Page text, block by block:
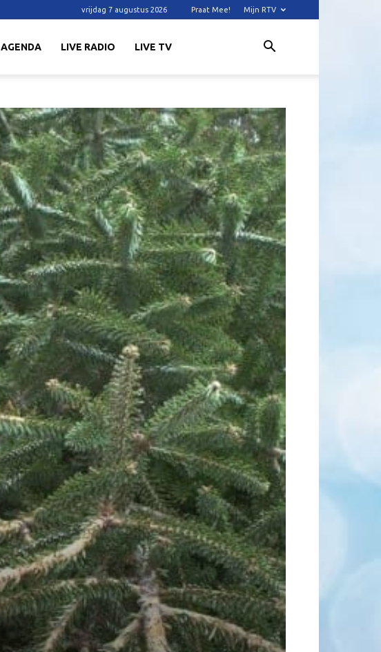
vrijdag 7 augustus 2026 Praat Mee! Mijn RTV
AGENDA LIVE RADIO LIVE TV